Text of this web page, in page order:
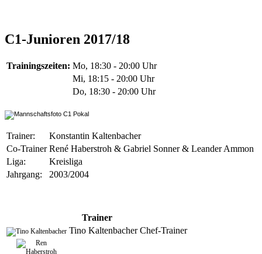
C1-Junioren 2017/18
Trainingszeiten: Mo, 18:30 - 20:00 Uhr
Mi, 18:15 - 20:00 Uhr
Do, 18:30 - 20:00 Uhr
Trainer:
Konstantin Kaltenbacher
Co-Trainer René Haberstroh & Gabriel Sonner & Leander Ammon
Liga:
Kreisliga
Jahrgang:
2003/2004
Trainer
Tino Kaltenbacher Chef-Trainer